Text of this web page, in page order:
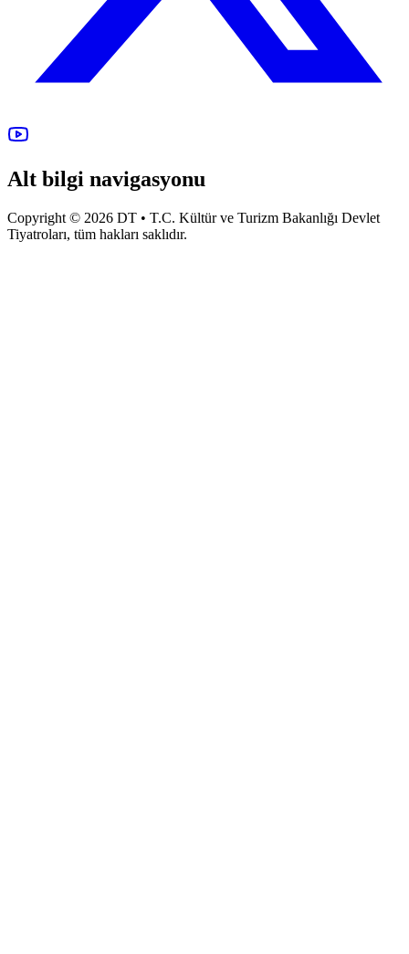
Alt bilgi navigasyonu
Copyright © 2026 DT • T.C. Kültür ve Turizm Bakanlığı Devlet
Tiyatroları, tüm hakları saklıdır.